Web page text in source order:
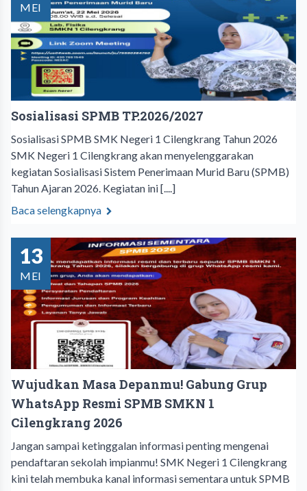
MEI
Sosialisasi SPMB TP.2026/2027
Sosialisasi SPMB SMK Negeri 1 Cilengkrang Tahun 2026
SMK Negeri 1 Cilengkrang akan menyelenggarakan
kegiatan Sosialisasi Sistem Penerimaan Murid Baru (SPMB)
Tahun Ajaran 2026. Kegiatan ini [....]
Baca selengkapnya
13
MEI
Wujudkan Masa Depanmu! Gabung Grup
WhatsApp Resmi SPMB SMKN 1
Cilengkrang 2026
Jangan sampai ketinggalan informasi penting mengenai
pendaftaran sekolah impianmu! SMK Negeri 1 Cilengkrang
kini telah membuka kanal informasi sementara untuk SPMB